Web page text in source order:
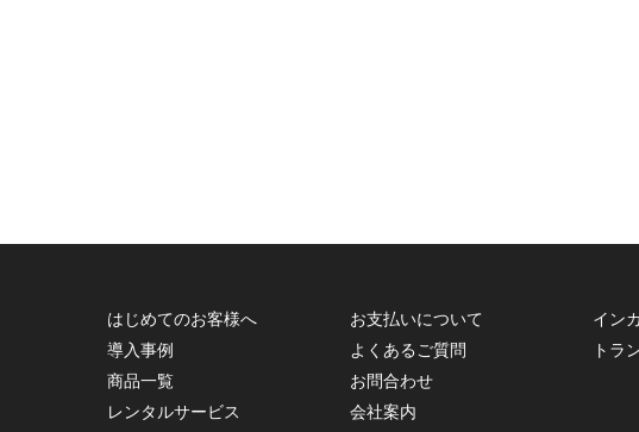
はじめてのお客様へ
導入事例
商品一覧
レンタルサービス
お支払いについて
よくあるご質問
お問合わせ
会社案内
イン
トラ